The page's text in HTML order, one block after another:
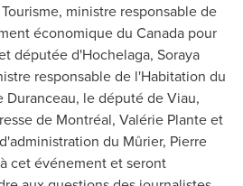
ministre responsable de
économique du Canada pour
députée d'Hochelaga, Soraya
responsable de l'Habitation du
Duranceau, le député de Viau,
de Montréal, Valérie Plante et
du Mûrier, Pierre
cet événement et seront